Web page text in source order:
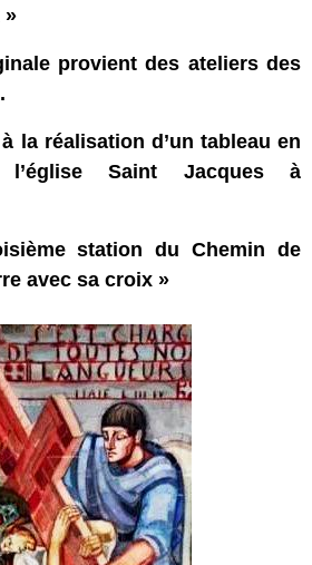
»
provient des ateliers des
la réalisation d’un tableau en
l’église Saint Jacques à
station du Chemin de
avec sa croix »